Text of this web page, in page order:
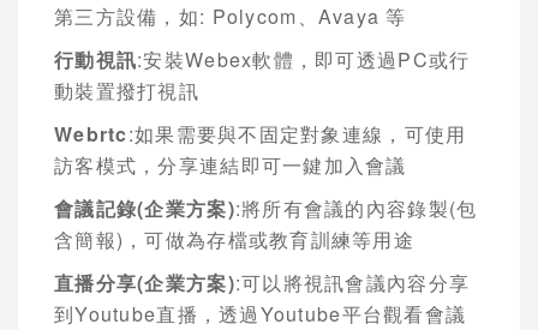
第三方設備，如: Polycom Avaya 等
行動視訊:安裝Webex軟體，即可透過PC或行
動裝置撥打視訊
Webrtc:如果需要與不固定對象連線，可使用
訪客模式，分享連結即可一鍵加入會議
會議記錄(企業方案):將所有會議的內容錄製(包
含簡報) ，可做為存檔或教育訓練等用途
直播分享(企業方案):可以將視訊會議內容分享
到Youtube直播，透過Youtube平台觀看會議